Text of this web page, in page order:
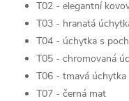
T02 - elegantní
T03 - hranatá
T04 - úchytka s
T05 - chromovaná
T06 - tmavá úchytka
T07 - černá mat